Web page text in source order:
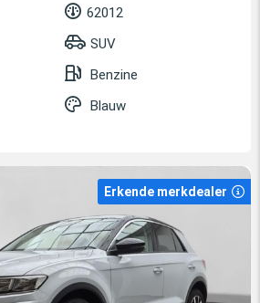
62012
SUV
Benzine
Blauw
Erkende merkdealer